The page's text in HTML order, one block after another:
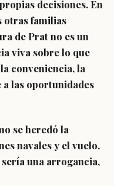
decisiones. En
otras familias
de Prat no es un
viva sobre lo que
conveniencia, la
las oportunidades
se heredó la
navales y el vuelo.
una arrogancia,